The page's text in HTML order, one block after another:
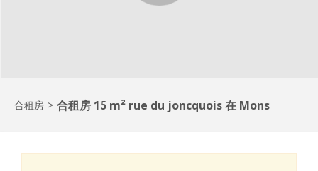
合租房 > 合租房 15 m² rue du joncquois 在 Mons